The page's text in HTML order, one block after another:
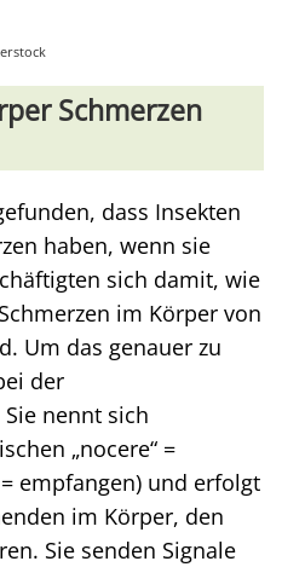
Schmerzen
dass Insekten
haben, wenn sie
sich damit, wie
im Körper von
Um das genauer zu
der
nennt sich
„nocere“ =
empfangen) und erfolgt
im Körper, den
Sie senden Signale